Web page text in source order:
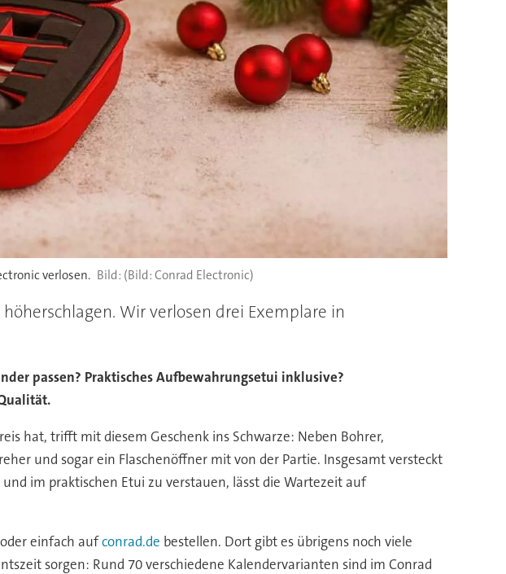
verlosen. (Bild: Conrad Electronic)
Wir verlosen drei Exemplare in
passen? Praktisches Aufbewahrungsetui inklusive?
hat, trifft mit diesem Geschenk ins Schwarze: Neben Bohrer,
und sogar ein Flaschenöffner mit von der Partie. Insgesamt versteckt
im praktischen Etui zu verstauen, lässt die Wartezeit auf
einfach aufconrad.de bestellen. Dort gibt es übrigens noch viele
sorgen: Rund 70 verschiedene Kalendervarianten sind im Conrad